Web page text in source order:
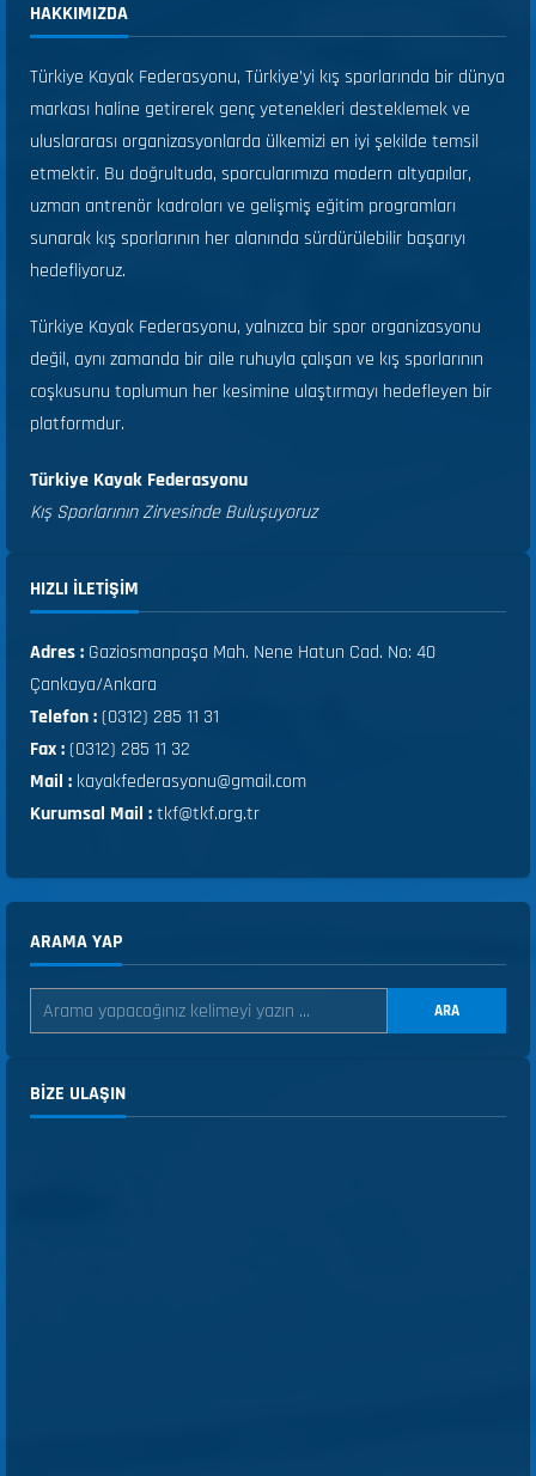
HAKKIMIZDA
Türkiye Kayak Federasyonu, Türkiye’yi kış sporlarında bir dünya
markası haline getirerek genç yetenekleri desteklemek ve
uluslararası organizasyonlarda ülkemizi en iyi şekilde temsil
etmektir. Bu doğrultuda, sporcularımıza modern altyapılar,
uzman antrenör kadroları ve gelişmiş eğitim programları
sunarak kış sporlarının her alanında sürdürülebilir başarıyı
hedefliyoruz.
Türkiye Kayak Federasyonu, yalnızca bir spor organizasyonu
değil, aynı zamanda bir aile ruhuyla çalışan ve kış sporlarının
coşkusunu toplumun her kesimine ulaştırmayı hedefleyen bir
platformdur.
Türkiye Kayak Federasyonu
Kış Sporlarının Zirvesinde Buluşuyoruz
HIZLI ILETIŞIM
Adres : Gaziosmanpaşa Mah. Nene Hatun Cad. No: 40
Çankaya/Ankara
Telefon :(0312) 285 11 31
Fax :(0312) 285 11 32
Mail : kayakfederasyonu@gmail.com
Kurumsal Mail :tkf@tkf.org.tr
ARAMA YAP
ARA
BIZE ULAŞIN